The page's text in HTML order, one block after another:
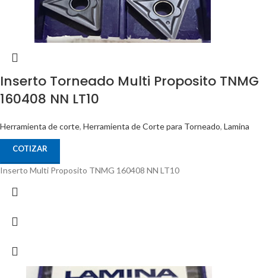
Inserto Torneado Multi Proposito TNMG
160408 NN LT10
Herramienta de corte, Herramienta de Corte para Torneado, Lamina
COTIZAR
Inserto Multi Proposito TNMG 160408 NN LT10